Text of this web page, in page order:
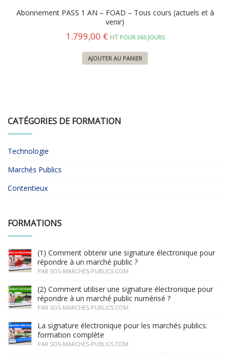
Abonnement PASS 1 AN – FOAD – Tous cours (actuels et à
venir)
1.799,00 € HTPOUR 365 JOURS
AJOUTER AU PANIER
CATÉGORIES DE FORMATION
Technologie
Marchés Publics
Contentieux
FORMATIONS
(1) Comment obtenir une signature électronique pour
répondre à un marché public ?
PAR SOS-MARCHES-PUBLICS.COM
(2) Comment utiliser une signature électronique pour
répondre à un marché public numérisé ?
PAR SOS-MARCHES-PUBLICS.COM
La signature électronique pour les marchés publics:
formation complète
PAR SOS-MARCHES-PUBLICS.COM